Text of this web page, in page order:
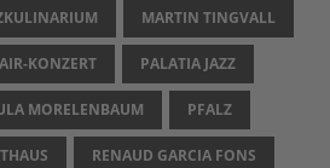
MARTIN TINGVALL
KONZERT PALATIA JAZZ
MORELENBAUM PFALZ
RENAUD GARCIA FONS